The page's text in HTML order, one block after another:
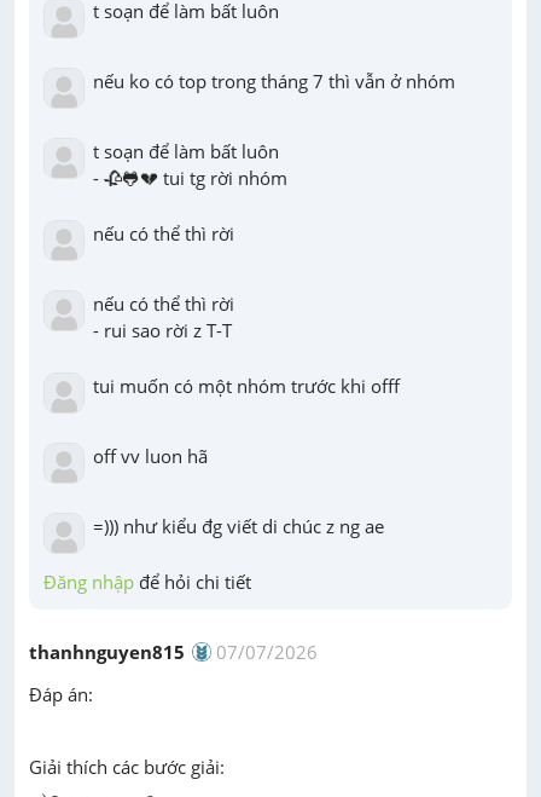
t soạn để làm bất luôn
nếu ko có top trong tháng 7 thì vẫn ở nhóm
t soạn để làm bất luôn
- 🥀🐸💔 tui tg rời nhóm
nếu có thể thì rời
nếu có thể thì rời
- rui sao rời z T-T
tui muốn có một nhóm trước khi offf
off vv luon hã
=))) như kiểu đg viết di chúc z ng ae
Đăng nhập để hỏi chi tiết
thanhnguyen815
07/07/2026
Đáp án:
Giải thích các bước giải: